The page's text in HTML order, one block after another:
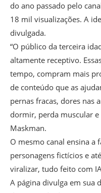
do ano passado pelo
18 mil visualizações. A
divulgada.
“O público da terceira
altamente receptivo.
tempo, compram mais
de conteúdo que as
pernas fracas, dores nas
dormir, perda muscular e
Maskman.
O mesmo canal ensina a
personagens fictícios e
viralizar, tudo feito com
A página divulga em sua